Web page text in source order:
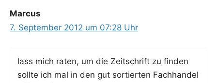
Marcus
7. September 2012 um 07:28 Uhr
lass mich raten, um die Zeit­schrift zu fin­den
soll­te ich mal in den gut sor­tier­ten Fach­han­del